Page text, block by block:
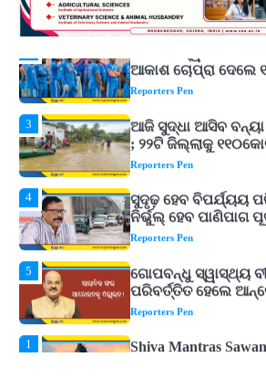
ଆକାଶ ଚୋପ୍ରା ଦେଲେ
Reporters Pen
3
ଆଜି ସୁଦ୍ଧା ଆସିବ
; ୨୨ଟି ଜିଲ୍ଲାକୁ
4
ସୁଦୃଢ଼ ହେବ ବିପର୍ଯ୍ୟୟ
ନିର୍ଭୁଲ୍ ହେବ ପାଣିପାଗ
5
ଗୋପବନ୍ଧୁ ସ୍ୱାସ୍ଥ୍ୟ
ପରିବର୍ତ୍ତିତ ହେଲେ
1
Shiva Mantras
ନିୟମିତ ଜପ କରନ୍ତୁ
୩ଟି ଶକ୍ତିଶାଳୀ ମନ୍ତ୍ର,
ଆର୍ଥିକ ସଙ୍କଟ